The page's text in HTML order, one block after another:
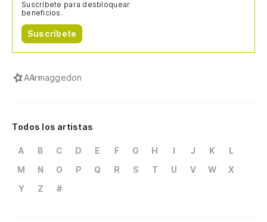
Suscríbete para desbloquear
beneficios.
Suscríbete
AArmaggedon
Todos los artistas
A B C D E F G H I J K
L
M
N O P Q R S T U V W
X
Y
Z #